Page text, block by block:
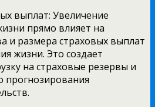
выплат: Увеличение
прямо влияет на
и размера страховых выплат
жизни. Это создает
на страховые резервы и
прогнозирования